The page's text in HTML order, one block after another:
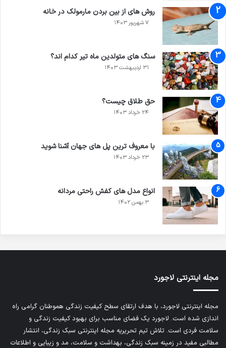
روش های از بین بردن مارمولک در خانه
۷ شهریور ۱۴۰۳
سنگ های متولدین ماه تیر کدام اند؟
۳۱ اردیبهشت ۱۴۰۳
حق طلاق چیست؟
۲۴ خرداد ۱۴۰۳
با معروف ترین پل‌ های جهان آشنا شوید
۲۳ خرداد ۱۴۰۳
انواع مدل های کفش راحتی مردانه
۳ بهمن ۱۴۰۲
مجله اینترنتی لاجورد
مجله اینترنتی لاجورد، با هدف ارتقای سطح کیفیت زندگی هموطنان گرامی راه
اندازی شده است. لاجورد یک فضای مناسب برای بهبود کیفیت زندگی و
سلامت فردی است. تلاش تیم تحریریه مجله اینترنتی سبک زندگی، انتشار
مطالبی مفید در زمینه سبک زندگی، بهداشت و سلامت، مد و زیبایی و اطلاعات